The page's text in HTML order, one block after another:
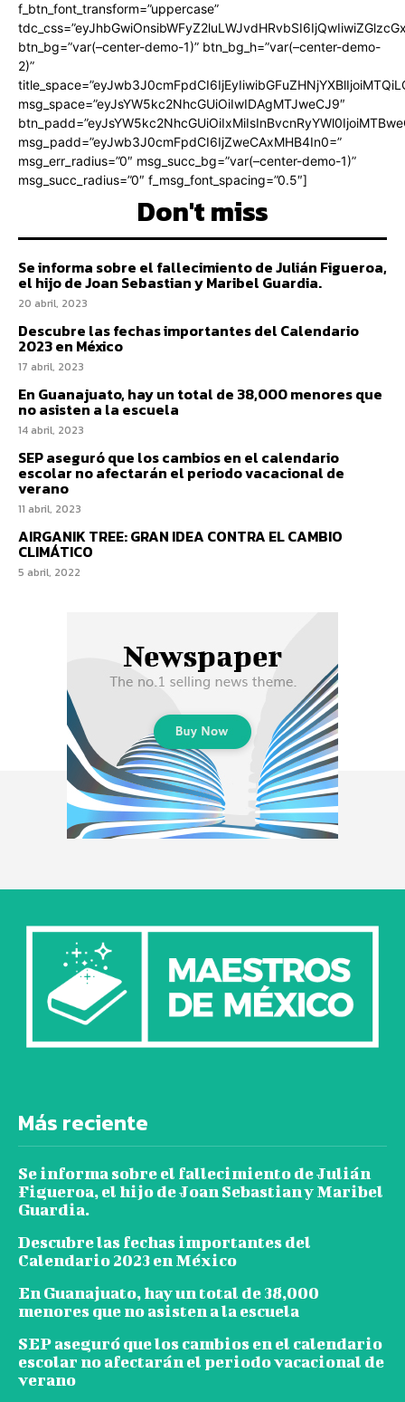
f_btn_font_transform=”uppercase”
btn_bg=”var(–center-demo-1)” btn_bg_h=”var(–center-demo-
2)”
msg_space=”eyJsYW5kc2NhcGUiOiIwIDAgMTJweCJ9″
msg_padd=”eyJwb3J0cmFpdCI6IjZweCAxMHB4In0=”
msg_err_radius=”0″ msg_succ_bg=”var(–center-demo-1)”
msg_succ_radius=”0″ f_msg_font_spacing=”0.5″]
Don't miss
Se informa sobre el fallecimiento de Julián Figueroa,
el hijo de Joan Sebastian y Maribel Guardia.
20 abril, 2023
Descubre las fechas importantes del Calendario
2023 en México
17 abril, 2023
En Guanajuato, hay un total de 38,000 menores que
no asisten a la escuela
14 abril, 2023
SEP aseguró que los cambios en el calendario
escolar no afectarán el periodo vacacional de
verano
11 abril, 2023
AIRGANIK TREE: GRAN IDEA CONTRA EL CAMBIO
CLIMÁTICO
5 abril, 2022
Más reciente
Se informa sobre el fallecimiento de Julián
Figueroa, el hijo de Joan Sebastian y Maribel
Guardia.
Descubre las fechas importantes del
Calendario 2023 en México
En Guanajuato, hay un total de 38,000
menores que no asisten a la escuela
SEP aseguró que los cambios en el calendario
escolar no afectarán el periodo vacacional de
verano